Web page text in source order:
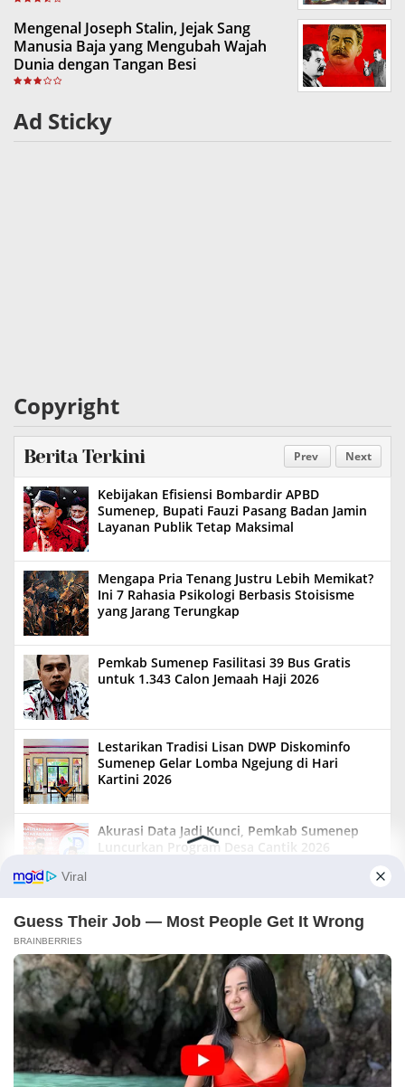
Mengenal Joseph Stalin, Jejak Sang
Manusia Baja yang Mengubah Wajah
Dunia dengan Tangan Besi
Ad Sticky
Copyright
Prev Next
Berita Terkini
Kebijakan Efisiensi Bombardir APBD
Sumenep, Bupati Fauzi Pasang Badan Jamin
Layanan Publik Tetap Maksimal
Mengapa Pria Tenang Justru Lebih Memikat?
Ini 7 Rahasia Psikologi Berbasis Stoisisme
yang Jarang Terungkap
Pemkab Sumenep Fasilitasi 39 Bus Gratis
untuk 1.343 Calon Jemaah Haji 2026
Lestarikan Tradisi Lisan DWP Diskominfo
Sumenep Gelar Lomba Ngejung di Hari
Kartini 2026
Akurasi Data Jadi Kunci, Pemkab Sumenep
Luncurkan Program Desa Cantik 2026
+ Indeks Berita
Slider
Tentang Kami Sitemap Beriklan
Info Iklan
Copyright ©2026 Langgampos Net | Langgampos Net